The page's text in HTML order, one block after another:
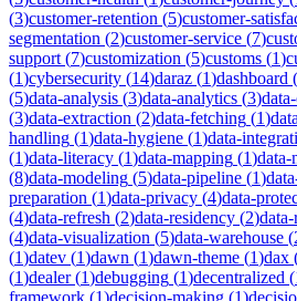
(3)customer-retention (5)customer-
segmentation (2)customer-service (7)
support (7)customization (5)customs (1)
(1)cybersecurity (14)daraz (1)dashboard (
(5)data-analysis (3)data-analytics (3)
(3)data-extraction (2)data-fetching (1)
handling (1)data-hygiene (1)data-
(1)data-literacy (1)data-mapping (1)data-
(8)data-modeling (5)data-pipeline (1)
preparation (1)data-privacy (4)data-
(4)data-refresh (2)data-residency (2)
(4)data-visualization (5)data-warehouse (
(1)datev (1)dawn (1)dawn-theme (1)dax
(1)dealer(1)debugging (1)decentralized (
framework (1)decision-making (1)